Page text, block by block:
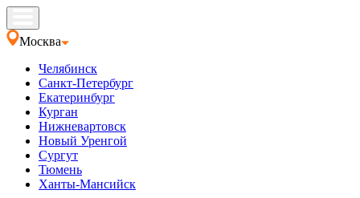
Москва
Челябинск
Санкт-Петербург
Екатеринбург
Курган
Нижневартовск
Новый Уренгой
Сургут
Тюмень
Ханты-Мансийск